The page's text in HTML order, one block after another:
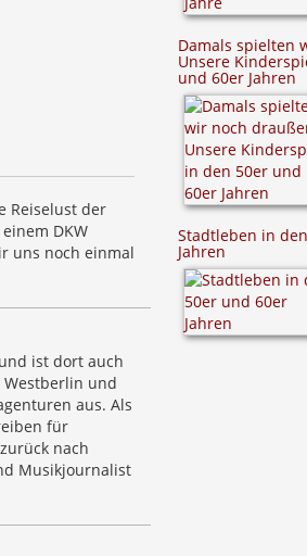
Reiselust der
DKW
uns noch einmal
ist dort auch
Westberlin und
aus. Als
für
nach
Musikjournalist
Damals spielten
Unsere
und 60er Jahren
Stadtleben in
Jahren